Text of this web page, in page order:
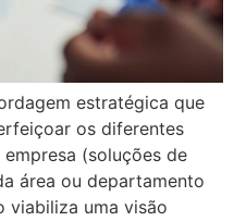
estratégica que
os diferentes
(soluções de
área ou departamento
viabiliza uma visão